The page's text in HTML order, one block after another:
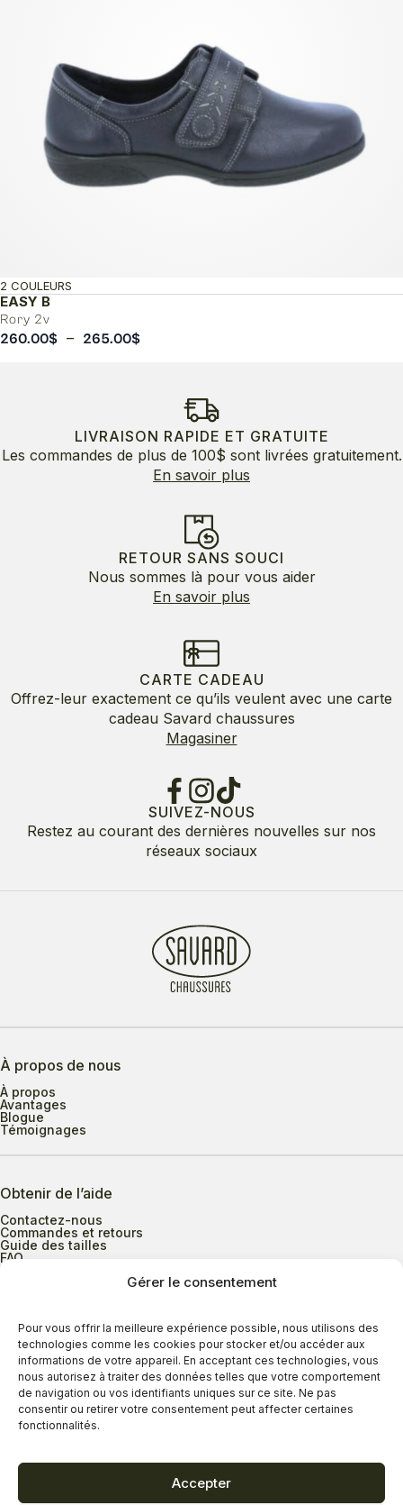
Gérer le consentement
Pour vous offrir la meilleure expérience possible, nous utilisons des
technologies comme les cookies pour stocker et/ou accéder aux
informations de votre appareil. En acceptant ces technologies, vous
nous autorisez à traiter des données telles que votre comportement
de navigation ou vos identifiants uniques sur ce site. Ne pas
consentir ou retirer votre consentement peut affecter certaines
fonctionnalités.
Accepter
EASY B
Rory 2v
2 COULEURS
260.00$ – 265.00$Plage
260.00$
265.00$
LIVRAISON RAPIDE ET GRATUITE
Les commandes de plus de 100$ sont livrées gratuitement.
En savoir plus
RETOUR SANS SOUCI
Nous sommes là pour vous aider
En savoir plus
CARTE CADEAU
Offrez-leur exactement ce qu’ils veulent avec une carte
cadeau Savard chaussures
Magasiner
SUIVEZ-NOUS
Restez au courant des dernières nouvelles sur nos
réseaux sociaux
À propos de nous
À propos
Avantages
Blogue
Témoignages
Obtenir de l’aide
Contactez-nous
Commandes et retours
Guide des tailles
FAQ
Heures d’ouverture
Lundi au mercredi
9h00 à 17h30
Jeudi
9h00 à 20h00
Vendredi
9h00 à 18h00
Dimanche
11h00 à 16h30